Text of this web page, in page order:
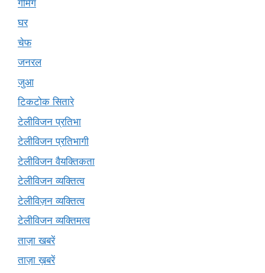
गेमिंग
घर
चेफ
जनरल
जुआ
टिकटोक सितारे
टेलीविजन प्रतिभा
टेलीविजन प्रतिभागी
टेलीविजन वैयक्तिकता
टेलीविजन व्यक्तित्व
टेलीविज़न व्यक्तित्व
टेलीविजन व्यक्तिमत्व
ताज़ा खबरें
ताज़ा ख़बरें